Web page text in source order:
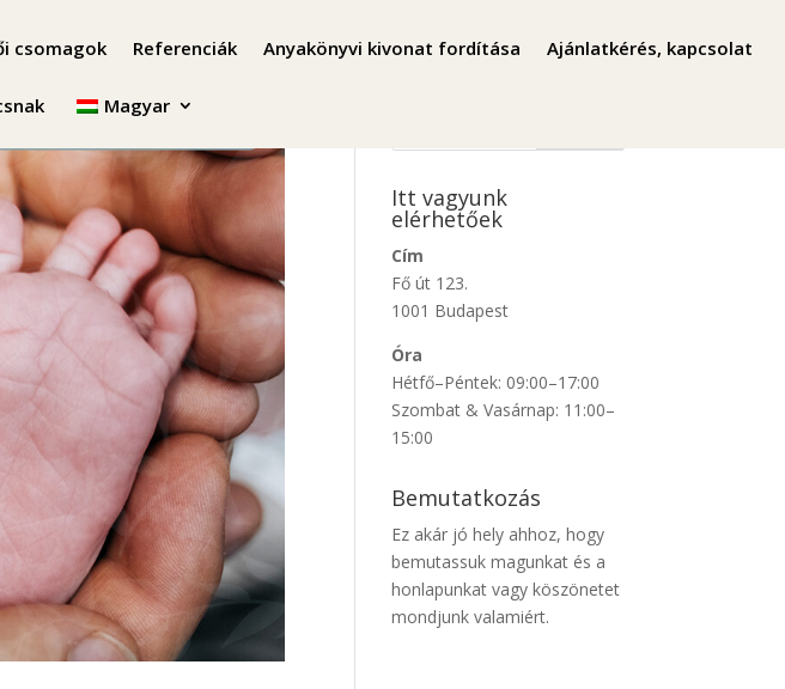
csomagok Referenciák Anyakönyvi kivonat fordítása Ajánlatkérés, kapcsolat
Magyar
Itt vagyunk
elérhetőek
Cím
Fő út 123.
1001 Budapest
Óra
Hétfő–Péntek: 09:00–17:00
Szombat & Vasárnap: 11:00–
15:00
Bemutatkozás
Ez akár jó hely ahhoz, hogy
bemutassuk magunkat és a
honlapunkat vagy köszönetet
mondjunk valamiért.